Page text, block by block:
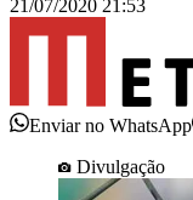
21/07/2020 21:53
Enviar no WhatsApp
Divulgação